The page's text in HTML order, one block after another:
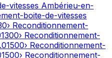
vitesses Ambérieu-en-
boite-de-vitesses
› Reconditionnement-
› Reconditionnement-
.01500› Reconditionnement-
› Reconditionnement-